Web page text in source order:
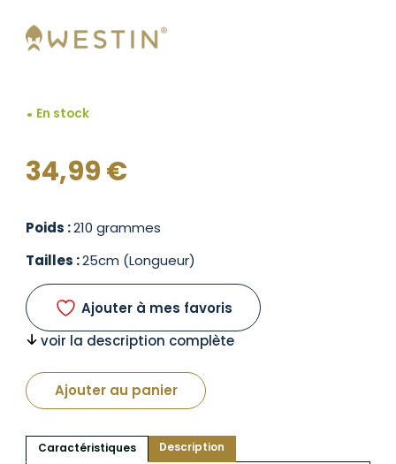
En stock
34,99€
Poids :210 grammes
Tailles :25cm (Longueur)
Ajouter à mes favoris
voir la description complète
Ajouter au panier
Caractéristiques Description